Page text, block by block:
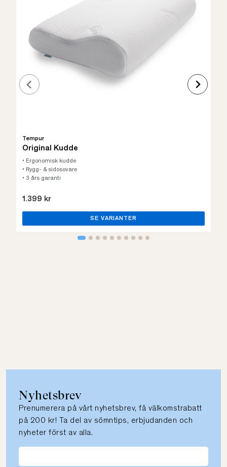
Tempur
Original Kudde
• Ergonomisk kudde
• Rygg- & sidosovare
• 3 års garanti
1.399 kr
SE VARIANTER
Nyhetsbrev
Prenumerera på vårt nyhetsbrev, få välkomstrabatt
på 200 kr! Ta del av sömntips, erbjudanden och
nyheter först av alla.